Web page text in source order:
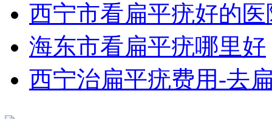
西宁市看扁平疣好的医
海东市看扁平疣哪里好
西宁治扁平疣费用-去